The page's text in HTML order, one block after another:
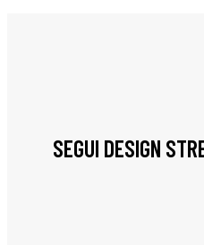
SEGUI DESIGN